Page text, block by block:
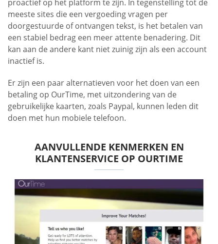
proactief op het platform te zijn. In tegenstelling tot de
meeste sites die een vergoeding vragen per
doorgestuurde of ontvangen tekst, is het betalen van
een stabiel bedrag een meer attente benadering. Dit
kan aan de andere kant niet zuinig zijn als een account
inactief is.
Er zijn een paar alternatieven voor het doen van een
betaling op OurTime, met uitzondering van de
gebruikelijke kaarten, zoals Paypal, kunnen leden dit
doen met hun mobiele telefoon.
AANVULLENDE KENMERKEN EN
KLANTENSERVICE OP OURTIME